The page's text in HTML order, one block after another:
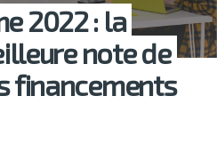
2022 : la
note de
financements